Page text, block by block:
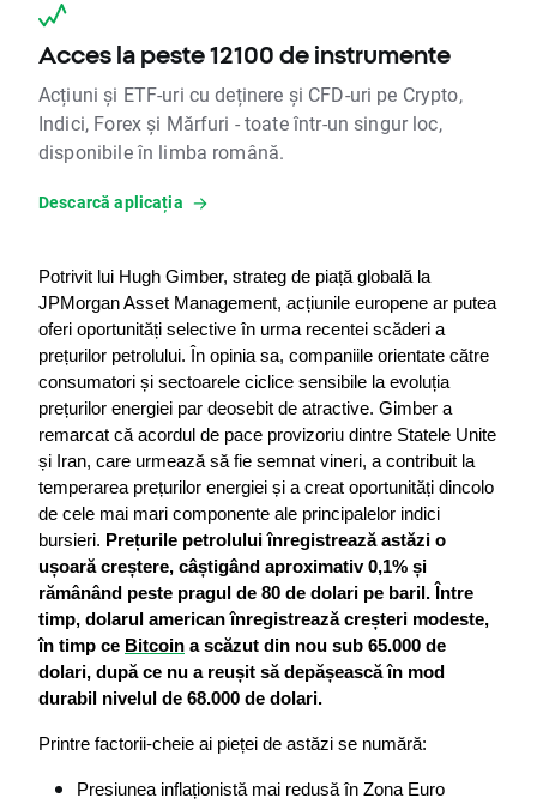
Acces la peste 12100 de instrumente
Acțiuni și ETF-uri cu deținere și CFD-uri pe Crypto,
Indici, Forex și Mărfuri - toate într-un singur loc,
disponibile în limba română.
Descarcă aplicația
Potrivit lui Hugh Gimber, strateg de piață globală la
JPMorgan Asset Management, acțiunile europene ar putea
oferi oportunități selective în urma recentei scăderi a
prețurilor petrolului. În opinia sa, companiile orientate către
consumatori și sectoarele ciclice sensibile la evoluția
prețurilor energiei par deosebit de atractive. Gimber a
remarcat că acordul de pace provizoriu dintre Statele Unite
și Iran, care urmează să fie semnat vineri, a contribuit la
temperarea prețurilor energiei și a creat oportunități dincolo
de cele mai mari componente ale principalelor indici
bursieri. Prețurile petrolului înregistrează astăzi o
ușoară creștere, câștigând aproximativ 0,1% și
rămânând peste pragul de 80 de dolari pe baril. Între
timp, dolarul american înregistrează creșteri modeste,
în timp ce Bitcoin a scăzut din nou sub 65.000 de
dolari, după ce nu a reușit să depășească în mod
durabil nivelul de 68.000 de dolari.
Printre factorii-cheie ai pieței de astăzi se numără:
Presiunea inflaționistă mai redusă în Zona Euro